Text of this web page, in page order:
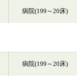
病院(199～20床)
病院(199～20床)